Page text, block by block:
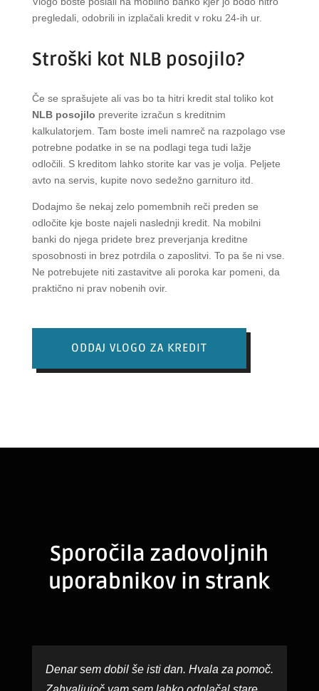
pregledali, odobrili in izplačali kredit v roku 24-ih ur.
Stroški kot NLB posojilo?
Če se sprašujete ali vas bo ta hitri kredit stal toliko kot
NLB posojilo preverite izračun s kreditnim
kalkulatorjem. Tam boste imeli namreč na razpolago vse
potrebne podatke in se na podlagi tega tudi lažje
odločili. S kreditom lahko storite kar vas je volja. Peljete
avto na servis, kupite novo sedežno garnituro itd.
Dodajmo še nekaj zelo pomembnih reči preden se
odločite kje boste najeli naslednji kredit. Na mobilni
banki do njega pridete brez preverjanja kreditne
sposobnosti in brez potrdila o zaposlitvi. To pa še ni vse.
Ne potrebujete niti zastavitve ali poroka kar pomeni, da
praktično ni prav nobenih ovir.
ODDAJ VLOGO ZA KREDIT
Sporočila zadovoljnih
uporabnikov in strank
Denar sem dobil še isti dan. Hvala za pomoč.